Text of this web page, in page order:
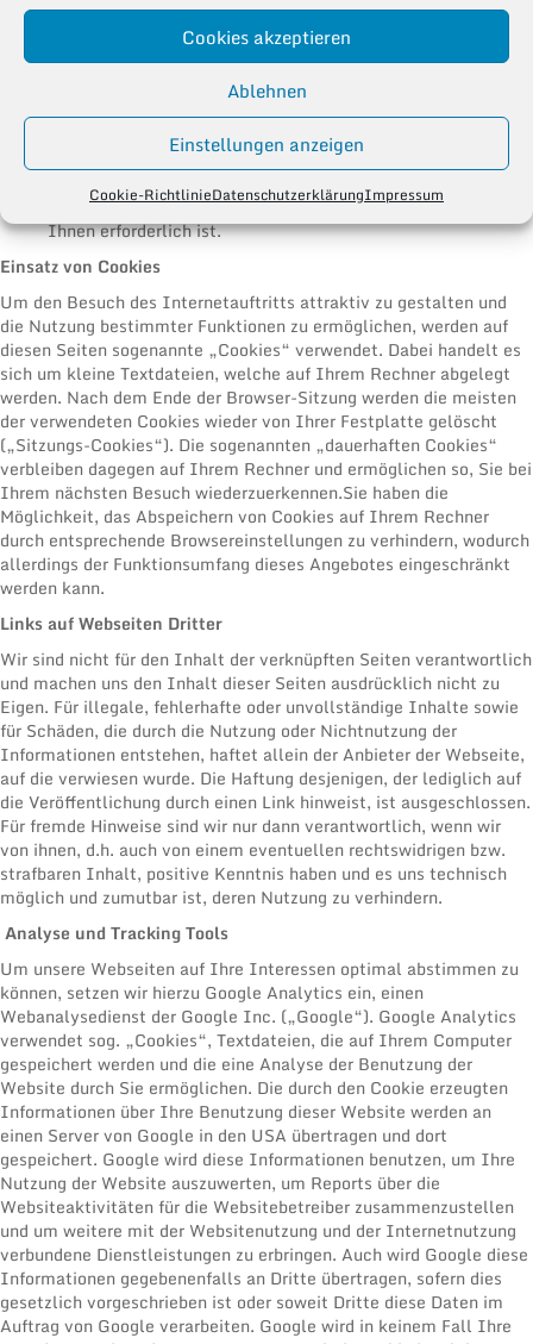
Cookies akzeptieren
Ablehnen
Einstellungen anzeigen
Cookie-RichtlinieDatenschutzerklärungImpressum
Geltendmachung, Ausübung oder Verteidigung von
Rechtsansprüchen erforderlich ist und kein Grund zur
Annahme besteht, dass Sie ein überwiegendes
schutzwürdiges Interesse an der Nichtweitergabe Ihrer
Daten haben,
für den Fall, dass für die Weitergabe nach Art. 6 Abs. 1 S. 1
lit. c DSGVO eine gesetzliche Verpflichtung besteht, sowie
dies gesetzlich zulässig und nach Art. 6 Abs. 1 S. 1 lit. b
DSGVO für die Abwicklung von Vertragsverhältnissen mit
Ihnen erforderlich ist.
Einsatz von Cookies
Um den Besuch des Internetauftritts attraktiv zu gestalten und
die Nutzung bestimmter Funktionen zu ermöglichen, werden auf
diesen Seiten sogenannte „Cookies“ verwendet. Dabei handelt es
sich um kleine Textdateien, welche auf Ihrem Rechner abgelegt
werden. Nach dem Ende der Browser-Sitzung werden die meisten
der verwendeten Cookies wieder von Ihrer Festplatte gelöscht
(„Sitzungs-Cookies“). Die sogenannten „dauerhaften Cookies“
verbleiben dagegen auf Ihrem Rechner und ermöglichen so, Sie bei
Ihrem nächsten Besuch wiederzuerkennen.Sie haben die
Möglichkeit, das Abspeichern von Cookies auf Ihrem Rechner
durch entsprechende Browsereinstellungen zu verhindern, wodurch
allerdings der Funktionsumfang dieses Angebotes eingeschränkt
werden kann.
Links auf Webseiten Dritter
Wir sind nicht für den Inhalt der verknüpften Seiten verantwortlich
und machen uns den Inhalt dieser Seiten ausdrücklich nicht zu
Eigen. Für illegale, fehlerhafte oder unvollständige Inhalte sowie
für Schäden, die durch die Nutzung oder Nichtnutzung der
Informationen entstehen, haftet allein der Anbieter der Webseite,
auf die verwiesen wurde. Die Haftung desjenigen, der lediglich auf
die Veröffentlichung durch einen Link hinweist, ist ausgeschlossen.
Für fremde Hinweise sind wir nur dann verantwortlich, wenn wir
von ihnen, d.h. auch von einem eventuellen rechtswidrigen bzw.
strafbaren Inhalt, positive Kenntnis haben und es uns technisch
möglich und zumutbar ist, deren Nutzung zu verhindern.
Analyse und Tracking Tools
Um unsere Webseiten auf Ihre Interessen optimal abstimmen zu
können, setzen wir hierzu Google Analytics ein, einen
Webanalysedienst der Google Inc. („Google“). Google Analytics
verwendet sog. „Cookies“, Textdateien, die auf Ihrem Computer
gespeichert werden und die eine Analyse der Benutzung der
Website durch Sie ermöglichen. Die durch den Cookie erzeugten
Informationen über Ihre Benutzung dieser Website werden an
einen Server von Google in den USA übertragen und dort
gespeichert. Google wird diese Informationen benutzen, um Ihre
Nutzung der Website auszuwerten, um Reports über die
Websiteaktivitäten für die Websitebetreiber zusammenzustellen
und um weitere mit der Websitenutzung und der Internetnutzung
verbundene Dienstleistungen zu erbringen. Auch wird Google diese
Informationen gegebenenfalls an Dritte übertragen, sofern dies
gesetzlich vorgeschrieben ist oder soweit Dritte diese Daten im
Auftrag von Google verarbeiten. Google wird in keinem Fall Ihre